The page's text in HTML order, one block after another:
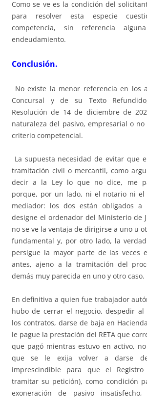
Como se ve es la condición del
para resolver esta especie
competencia, sin referencia
endeudamiento.
Conclusión.
No existe la menor referencia en los
Concursal y de su Texto
Resolución de 14 de diciembre de
naturaleza del pasivo, empresarial o
criterio competencial.
La supuesta necesidad de evitar que
tramitación civil o mercantil, como
decir a la Ley lo que no dice, me
porque, por un lado, ni el notario ni el
mediador: los dos están obligados
designe el ordenador del Ministerio de
no se ve la ventaja de dirigirse a uno u
fundamental y, por otro lado, la
persigue la mayor parte de las veces
antes, ajeno a la tramitación del
demás muy parecida en uno y otro caso.
En definitiva a quien fue trabajador
hubo de cerrar el negocio, despedir al
los contratos, darse de baja en
le pague la prestación del RETA que
que pagó mientras estuvo en activo,
que se le exija volver a darse
imprescindible para que el
tramitar su petición), como condición
exoneración de pasivo